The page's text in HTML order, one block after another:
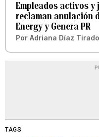
Empleados activos y
reclaman anulación
Energy y Genera PR
Por Adriana Díaz Tirado
TAGS